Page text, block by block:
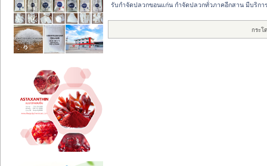
รับกำจัดปลวกขอนแก่น กำจัดปลวกทั่วภาคอีกสาน มีบริก
กระโ